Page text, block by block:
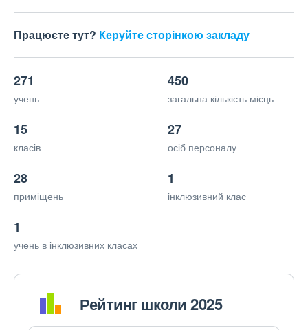
Працюєте тут? Керуйте сторінкою закладу
271
учень
450
загальна кількість місць
15
класів
27
осіб персоналу
28
приміщень
1
інклюзивний клас
1
учень в інклюзивних класах
Рейтинг школи 2025